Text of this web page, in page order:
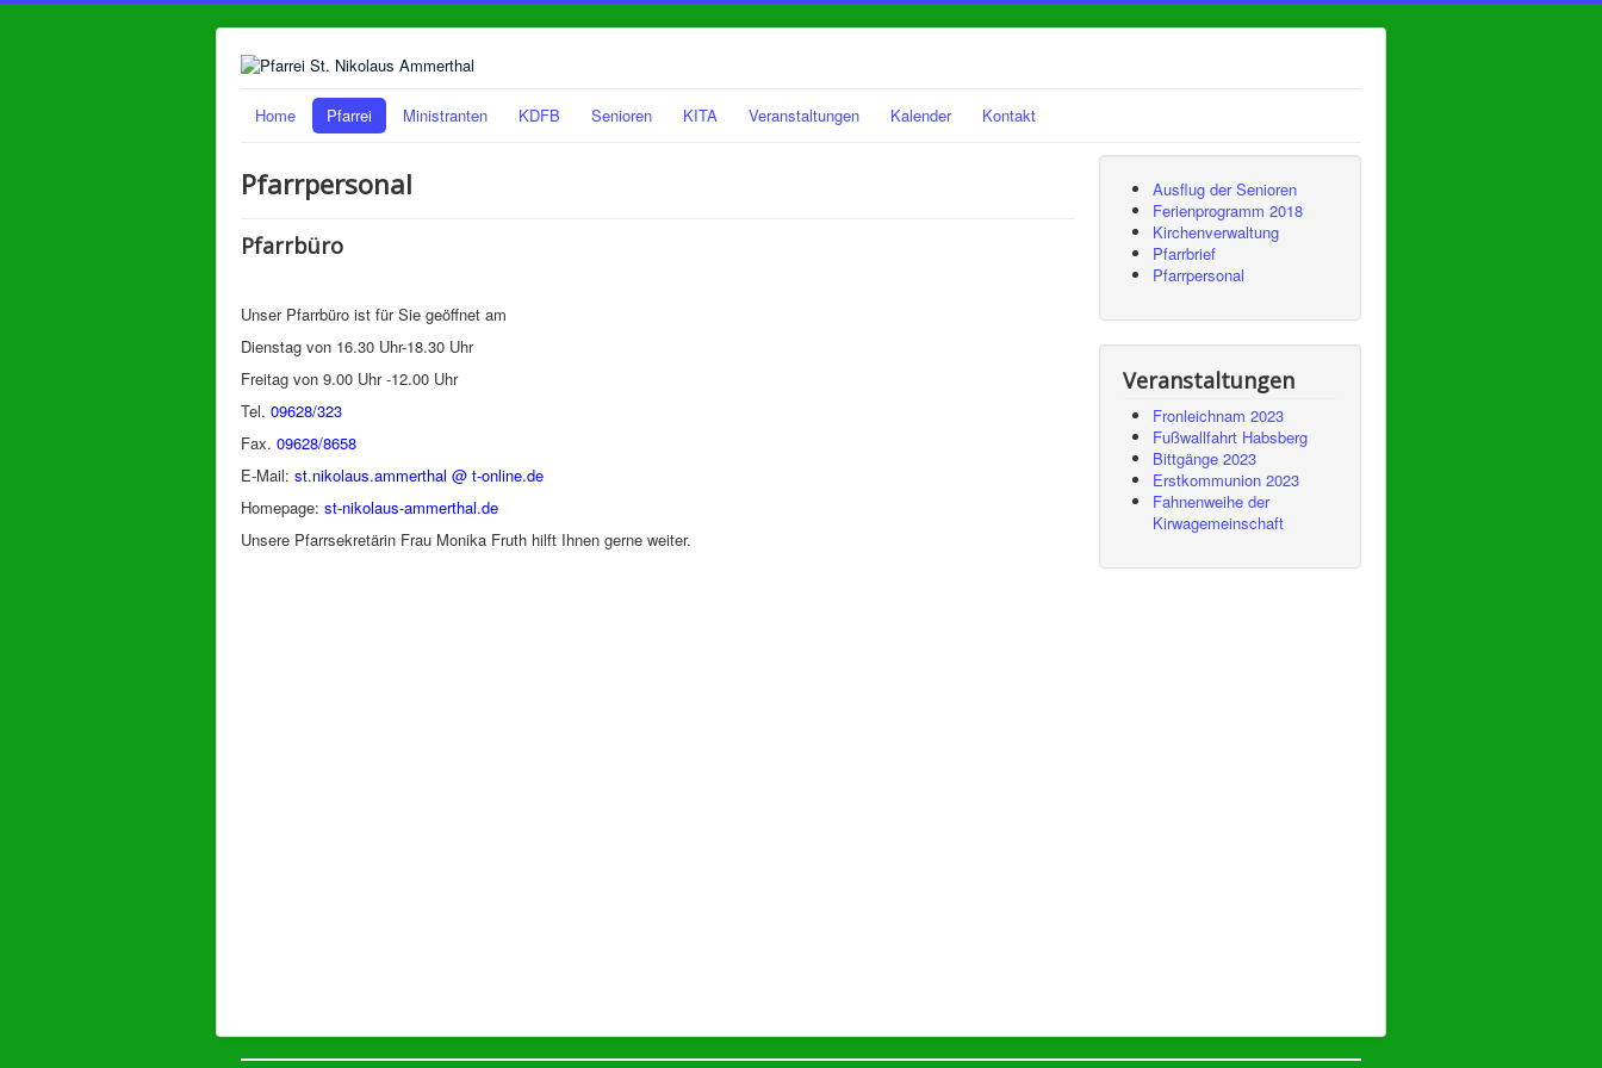
Home Pfarrei Ministranten KDFB Senioren KITA Veranstaltungen Kalender Kontakt
Pfarrpersonal
Pfarrbüro
Unser Pfarrbüro ist für Sie geöffnet am
Dienstag von 16.30 Uhr-18.30 Uhr
Freitag von 9.00 Uhr -12.00 Uhr
Tel. 09628/323
Fax. 09628/8658
E-Mail: st.nikolaus.ammerthal @ t-online.de
Homepage: st-nikolaus-ammerthal.de
Unsere Pfarrsekretärin Frau Monika Fruth hilft Ihnen gerne weiter.
Ausflug der Senioren
Ferienprogramm 2018
Kirchenverwaltung
Pfarrbrief
Pfarrpersonal
Veranstaltungen
Fronleichnam 2023
Fußwallfahrt Habsberg
Bittgänge 2023
Erstkommunion 2023
Fahnenweihe der
Kirwagemeinschaft